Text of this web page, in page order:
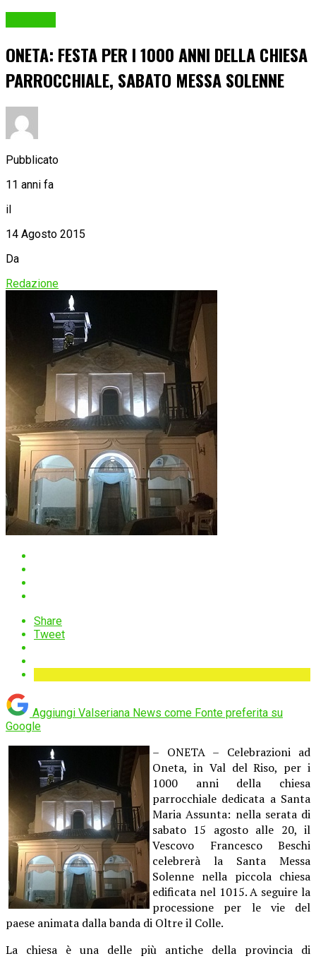
ONETA: FESTA PER I 1000 ANNI DELLA CHIESA
PARROCCHIALE, SABATO MESSA SOLENNE
Pubblicato
11 anni fa
il
14 Agosto 2015
Da
Redazione
Share
Tweet
Aggiungi Valseriana News come Fonte preferita su
Google
– ONETA – Celebrazioni ad
Oneta, in Val del Riso, per i
1000 anni della chiesa
parrocchiale dedicata a Santa
Maria Assunta: nella serata di
sabato 15 agosto alle 20, il
Vescovo Francesco Beschi
celebrerà la Santa Messa
Solenne nella piccola chiesa
edificata nel 1015. A seguire la
processione per le vie del
paese animata dalla banda di Oltre il Colle.
La chiesa è una delle più antiche della provincia di